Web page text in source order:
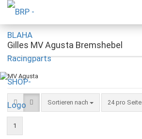
Gilles MV Agusta Bremshebel
Sortieren nach
Sortieren nach 24 pro Seite
pro Seite
1